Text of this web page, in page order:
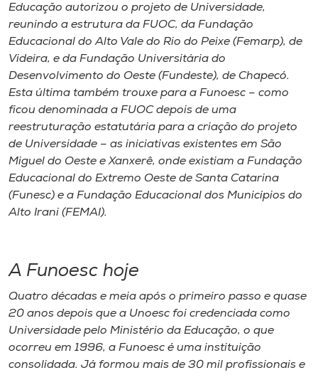
Educação autorizou o projeto de Universidade,
reunindo a estrutura da FUOC, da Fundação
Educacional do Alto Vale do Rio do Peixe (Femarp), de
Videira, e da Fundação Universitária do
Desenvolvimento do Oeste (Fundeste), de Chapecó.
Esta última também trouxe para a Funoesc – como
ficou denominada a FUOC depois de uma
reestruturação estatutária para a criação do projeto
de Universidade – as iniciativas existentes em São
Miguel do Oeste e Xanxerê, onde existiam a Fundação
Educacional do Extremo Oeste de Santa Catarina
(Funesc) e a Fundação Educacional dos Municípios do
Alto Irani (FEMAI).
A Funoesc hoje
Quatro décadas e meia após o primeiro passo e quase
20 anos depois que a Unoesc foi credenciada como
Universidade pelo Ministério da Educação, o que
ocorreu em 1996, a Funoesc é uma instituição
consolidada. Já formou mais de 30 mil profissionais e